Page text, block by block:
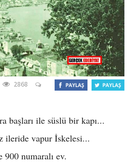
2868
başları ile süslü bir kapı...
ileride vapur İskelesi...
900 numaralı ev.